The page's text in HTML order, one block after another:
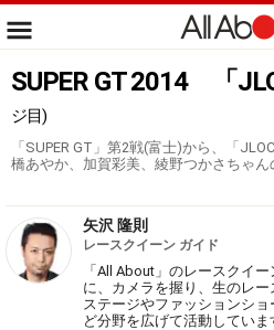
SUPER GT 2014 「
ジ目)
「SUPER GT」第2戦(富士)から、「
橋あやか、加賀彩美、綾野つかさちゃん
矢沢 隆則
レースクイーン ガイド
「All About」のレースクイ
に、カメラを握り、生のレ
ステージやファッションシ
ど分野を広げて活動していま